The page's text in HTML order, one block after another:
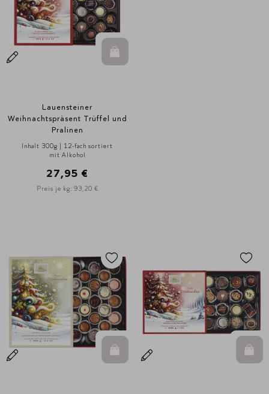
In den Warenkorb
Lauensteiner
Weihnachtspräsent Trüffel und
Pralinen
Inhalt 300g | 12-fach sortiert
mit Alkohol
27,95 €
Preis je kg: 93,20 €
In den Warenkorb In